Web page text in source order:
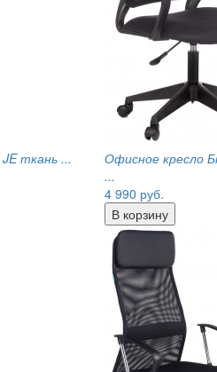
ткань ...
Офисное кресло
...
4 990 руб.